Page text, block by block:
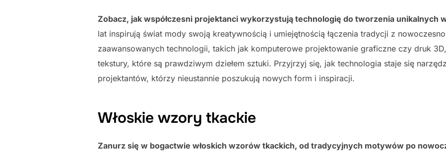
Zobacz, jak współczesni projektanci wykorzystują technologię do tworzenia unikalnych
lat inspirują świat mody swoją kreatywnością i umiejętnością łączenia tradycji z
zaawansowanych technologii, takich jak komputerowe projektowanie graficzne czy druk
tekstury, które są prawdziwym dziełem sztuki. Przyjrzyj się, jak technologia staje się
projektantów, którzy nieustannie poszukują nowych form i inspiracji.
Włoskie wzory tkackie
Zanurz się w bogactwie włoskich wzorów tkackich, od tradycyjnych motywów po